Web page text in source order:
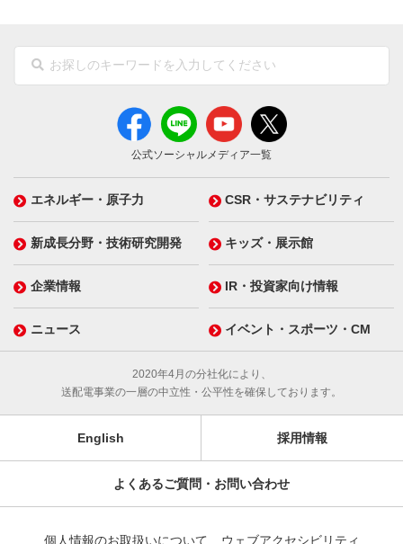
公式ソーシャルメディア一覧
エネルギー・原子力 CSR・サステナビリティ
新成長分野・技術研究開発 キッズ・展示館
企業情報 IR・投資家向け情報
ニュース イベント・スポーツ・CM
2020年4月の分社化により、
送配電事業の一層の中立性・公平性を確保しております。
English 採用情報
よくあるご質問・お問い合わせ
個人情報のお取扱いについて ウェブアクセシビリティ